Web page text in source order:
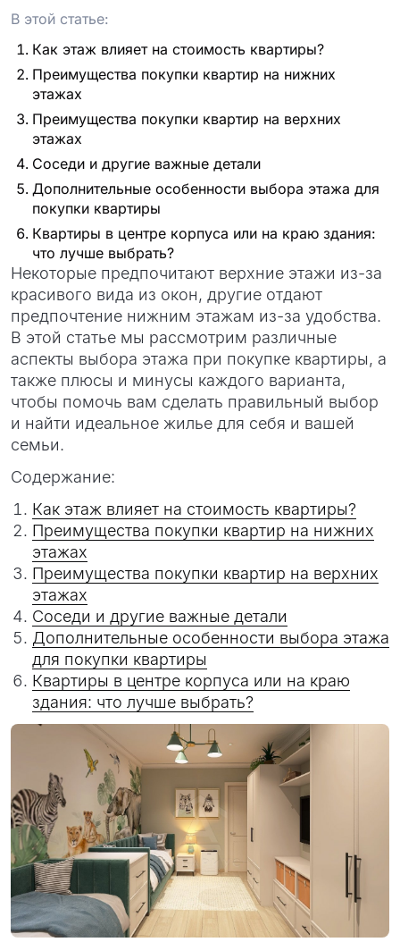
В этой статье:
Как этаж влияет на стоимость квартиры?
Преимущества покупки квартир на нижних
этажах
Преимущества покупки квартир на верхних
этажах
Соседи и другие важные детали
Дополнительные особенности выбора этажа для
покупки квартиры
Квартиры в центре корпуса или на краю здания:
что лучше выбрать?
Некоторые предпочитают верхние этажи из-за
красивого вида из окон, другие отдают
предпочтение нижним этажам из-за удобства.
В этой статье мы рассмотрим различные
аспекты выбора этажа при покупке квартиры, а
также плюсы и минусы каждого варианта,
чтобы помочь вам сделать правильный выбор
и найти идеальное жилье для себя и вашей
семьи.
Содержание:
Как этаж влияет на стоимость квартиры?
Преимущества покупки квартир на нижних
этажах
Преимущества покупки квартир на верхних
этажах
Соседи и другие важные детали
Дополнительные особенности выбора этажа
для покупки квартиры
Квартиры в центре корпуса или на краю
здания: что лучше выбрать?